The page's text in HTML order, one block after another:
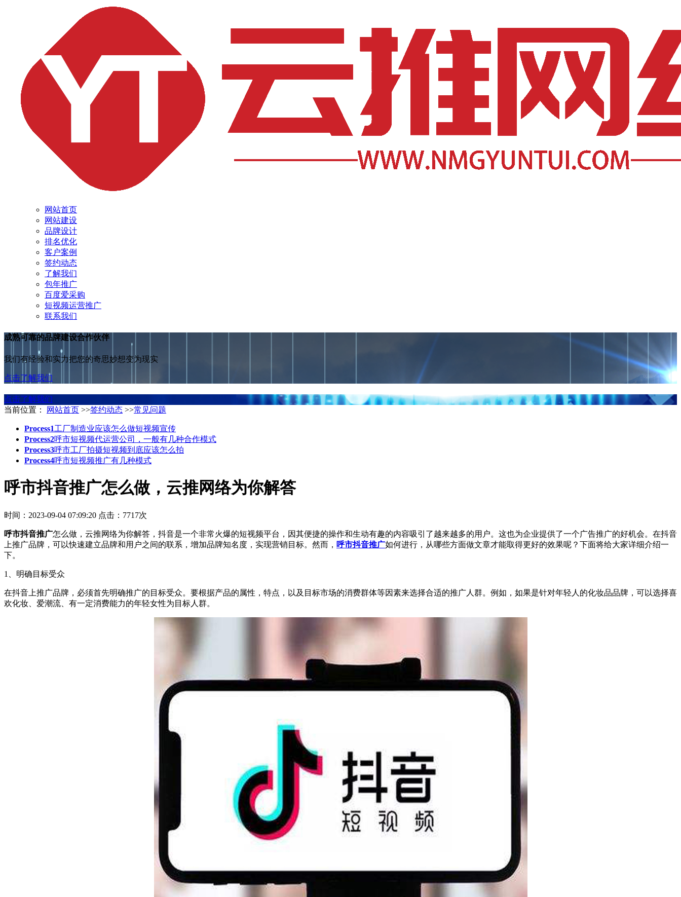
网站首页
网站建设
品牌设计
排名优化
客户案例
签约动态
了解我们
包年推广
百度爱采购
短视频运营推广
联系我们
成熟可靠的品牌建设合作伙伴
我们有经验和实力把您的奇思妙想变为现实
点击了解我们
点击了解我们
当前位置：
网站首页 >>签约动态 >>常见问题
Process1工厂制造业应该怎么做短视频宣传
Process2呼市短视频代运营公司，一般有几种合作模式
Process3呼市工厂拍摄短视频到底应该怎么拍
Process4呼市短视频推广有几种模式
呼市抖音推广怎么做，云推网络为你解答
时间：2023-09-04 07:09:20 点击：7717次
呼市抖音推广怎么做，云推网络为你解答，抖音是一个非常火爆的短视频平台，因其便捷的操作和生动有趣的内容吸引了越来越多的用户。这也为企业提供了一个广告推广的好机会。在抖音
上推广品牌，可以快速建立品牌和用户之间的联系，增加品牌知名度，实现营销目标。然而， 呼市抖音推广如何进行，从哪些方面做文章才能取得更好的效果呢？下面将给大家详细介绍一
下。
1、明确目标受众
在抖音上推广品牌，必须首先明确推广的目标受众。要根据产品的属性，特点，以及目标市场的消费群体等因素来选择合适的推广人群。例如，如果是针对年轻人的化妆品品牌，可以选择喜
欢化妆、爱潮流、有一定消费能力的年轻女性为目标人群。